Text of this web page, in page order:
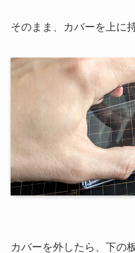
そのまま、カバーを上に
カバーを外したら、下の